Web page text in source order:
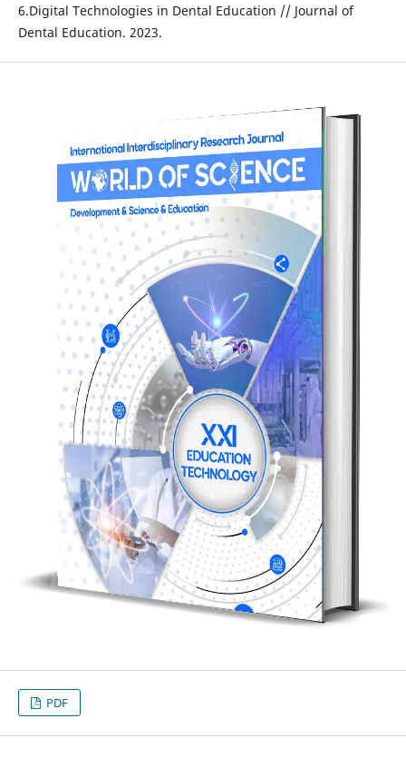
6.Digital Technologies in Dental Education // Journal of
Dental Education. 2023.
PDF